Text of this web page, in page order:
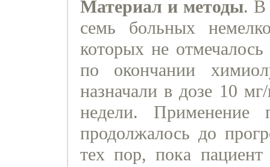
Материал и методы. В
семь больных
которых не отмечалось
по окончании
назначали в дозе 10
недели. Применение
продолжалось до
тех пор, пока